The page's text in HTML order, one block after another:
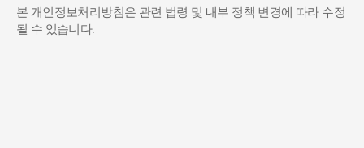
본 개인정보처리방침은 관련 법령 및 내부 정책 변경에 따라 수정
될 수 있습니다.